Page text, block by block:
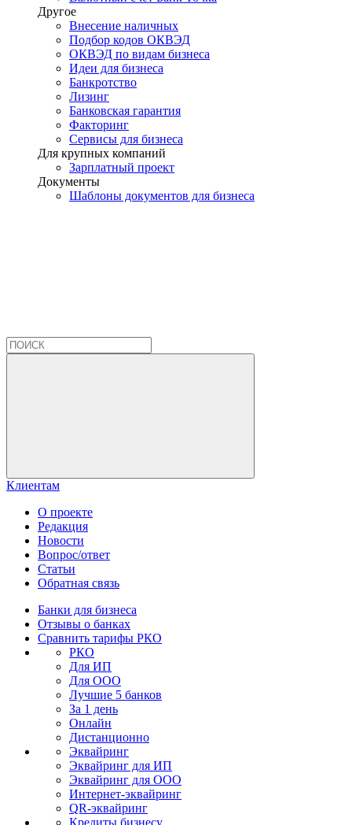
Другое
Внесение наличных
Подбор кодов ОКВЭД
ОКВЭД по видам бизнеса
Идеи для бизнеса
Банкротство
Лизинг
Банковская гарантия
Факторинг
Сервисы для бизнеса
Для крупных компаний
Зарплатный проект
Документы
Шаблоны документов для бизнеса
Клиентам
О проекте
Редакция
Новости
Вопрос/ответ
Статьи
Обратная связь
Банки для бизнеса
Отзывы о банках
Сравнить тарифы РКО
РКО
Для ИП
Для ООО
Лучшие 5 банков
За 1 день
Онлайн
Дистанционно
Эквайринг
Эквайринг для ИП
Эквайринг для ООО
Интернет-эквайринг
QR-эквайринг
Кредиты бизнесу